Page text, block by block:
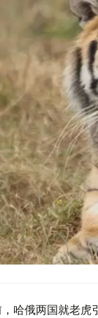
哈俄两国就老